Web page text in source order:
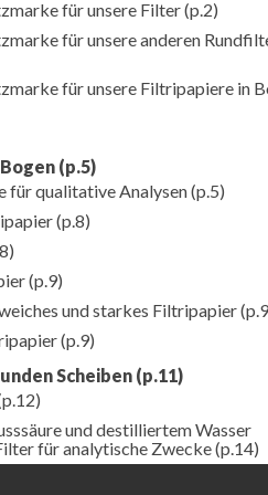
für unsere Filter(p.2)
für unsere anderen
für unsere Filtripapiere in
(p.5)
für qualitative Analysen(p.5)
(p.8)
(p.9)
und starkes Filtripapier
(p.9)
Scheiben (p.11)
und destilliertem Wasser
für analytische Zwecke(p.14)